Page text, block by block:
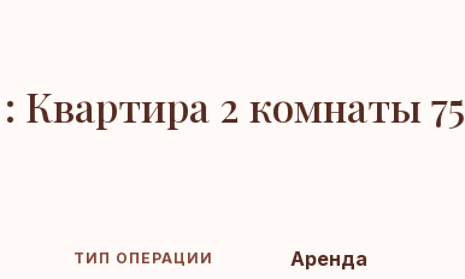
Квартира 2 комнаты 75
ТИП ОПЕРАЦИИ Аренда